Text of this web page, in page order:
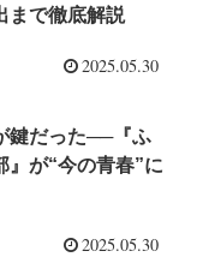
まで徹底解説
2025.05.30
鍵だった──『ふ
』が“今の青春”に
2025.05.30